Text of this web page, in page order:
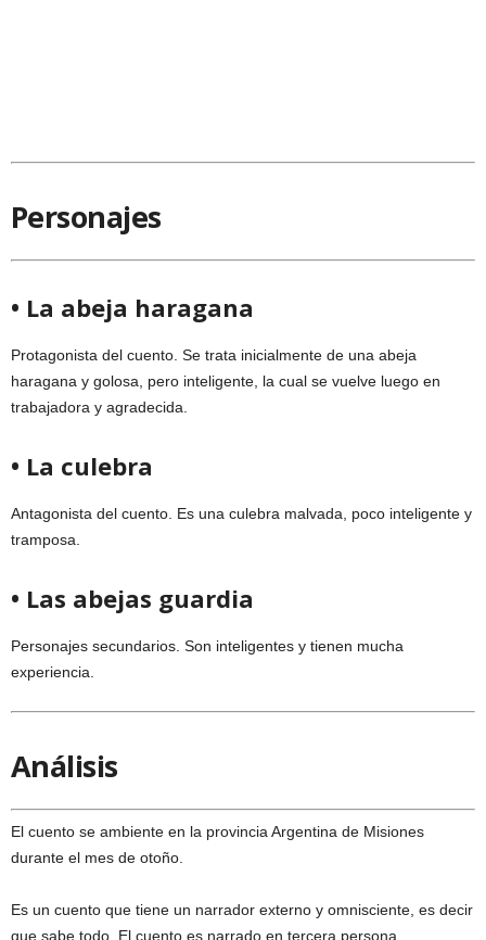
Personajes
• La abeja haragana
Protagonista del cuento. Se trata inicialmente de una abeja
haragana y golosa, pero inteligente, la cual se vuelve luego en
trabajadora y agradecida.
• La culebra
Antagonista del cuento. Es una culebra malvada, poco inteligente y
tramposa.
• Las abejas guardia
Personajes secundarios. Son inteligentes y tienen mucha
experiencia.
Análisis
El cuento se ambiente en la provincia Argentina de Misiones
durante el mes de otoño.
Es un cuento que tiene un narrador externo y omnisciente, es decir
que sabe todo. El cuento es narrado en tercera persona.